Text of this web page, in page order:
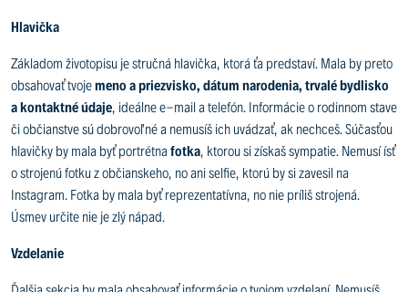
Hlavička
Základom životopisu je stručná hlavička, ktorá ťa predstaví. Mala by preto
obsahovať tvojemeno a priezvisko, dátum narodenia, trvalé bydlisko
a kontaktné údaje, ideálne e-mail a telefón. Informácie o rodinnom stave
či občianstve sú dobrovoľné a nemusíš ich uvádzať, ak nechceš. Súčasťou
hlavičky by mala byť portrétna fotka, ktorou si získaš sympatie. Nemusí ísť
o strojenú fotku z občianskeho, no ani selfie, ktorú by si zavesil na
Instagram. Fotka by mala byť reprezentatívna, no nie príliš strojená.
Úsmev určite nie je zlý nápad.
Vzdelanie